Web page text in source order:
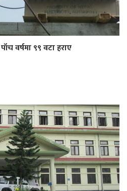
वर्षमा ९९ वटा हराए